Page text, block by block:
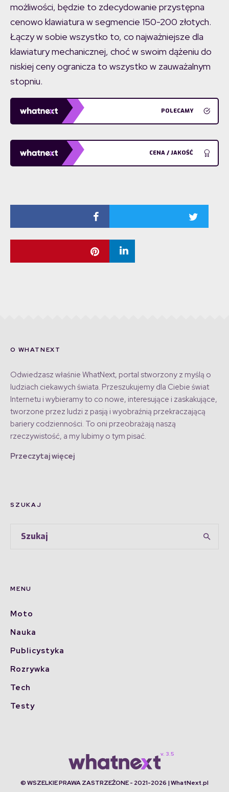
możliwości, będzie to zdecydowanie przystępna
cenowo klawiatura w segmencie 150-200 złotych.
Łączy w sobie wszystko to, co najważniejsze dla
klawiatury mechanicznej, choć w swoim dążeniu do
niskiej ceny ogranicza to wszystko w zauważalnym
stopniu.
POLECAMY
CENA / JAKOŚĆ
O WHATNEXT
Odwiedzasz właśnie WhatNext, portal stworzony z myślą o
ludziach ciekawych świata. Przeszukujemy dla Ciebie świat
Internetu i wybieramy to co nowe, interesujące i zaskakujące,
tworzone przez ludzi z pasją i wyobraźnią przekraczającą
bariery codzienności. To oni przeobrażają naszą
rzeczywistość, a my lubimy o tym pisać.
Przeczytaj więcej
SZUKAJ
MENU
Moto
Nauka
Publicystyka
Rozrywka
Tech
Testy
© WSZELKIE PRAWA ZASTRZEŻONE - 2021-2026 | WhatNext.pl